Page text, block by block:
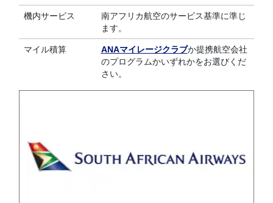
機内サービス
南アフリカ航空のサービス基準に準じ
ます。
マイル積算 ANAマイレージクラブか提携航空会社
のプログラムかいずれかをお選びくだ
さい。